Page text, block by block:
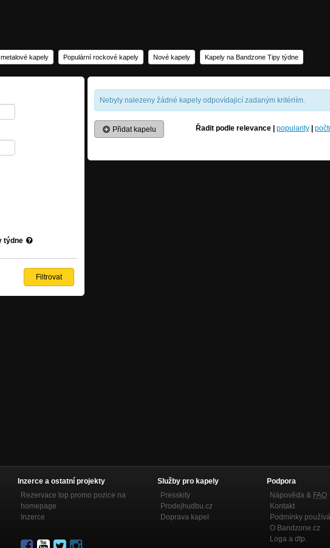
kapely Populární rockové kapely Nové kapely Kapely na Bandzone Tipy týdne
týdne
Nebyly nalezeny žádné kapely odpovídajicí zadaným kritériím.
Přidat kapelu Řadit podle relevance popularity
Inzerce a ostatní projekty
Rezervace top promo pozice na
homepage
Inzerce
Služby pro kapely
Presskity
Prodejhudbu.cz
Doprava kapel
Podpora
Nápověda & FAQ
Kontakt
Podmínky
O Bandzone.cz
Loga a dtp.